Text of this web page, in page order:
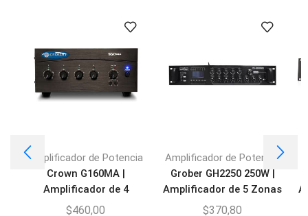
Amplificador de Potencia
Crown G160MA |
Amplificador de 4
entradas
$460,00
Amplificador de Potencia
Grober GH2250 250W |
Amplificador de 5 Zonas
BT/USB/FM
$370,80